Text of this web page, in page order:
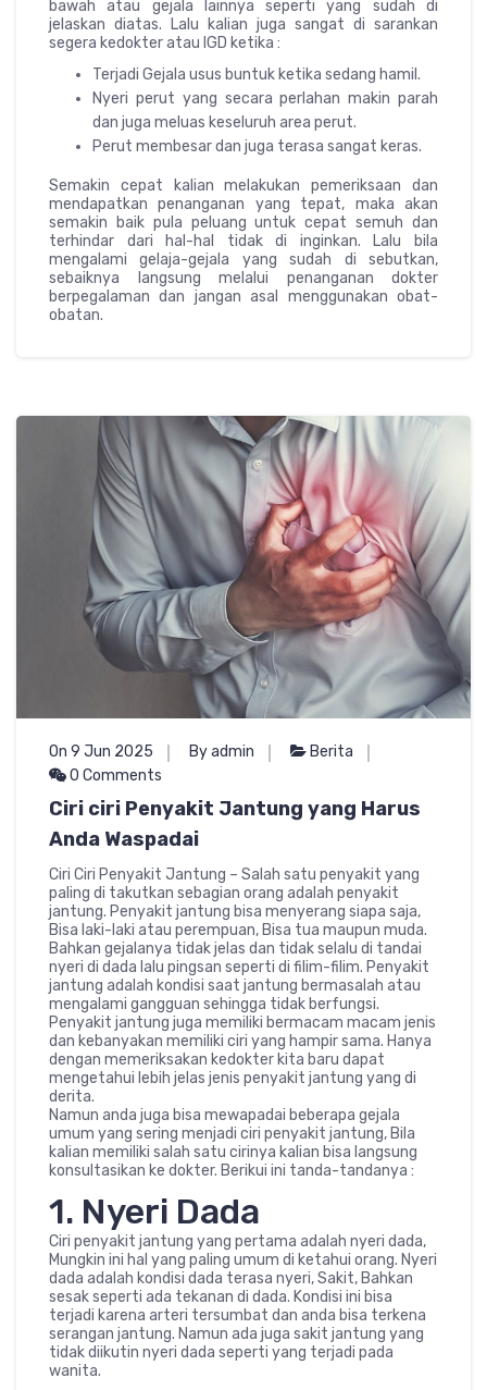
bawah atau gejala lainnya seperti yang sudah di
jelaskan diatas. Lalu kalian juga sangat di sarankan
segera kedokter atau IGD ketika :
Terjadi Gejala usus buntuk ketika sedang hamil.
Nyeri perut yang secara perlahan makin parah
dan juga meluas keseluruh area perut.
Perut membesar dan juga terasa sangat keras.
Semakin cepat kalian melakukan pemeriksaan dan
mendapatkan penanganan yang tepat, maka akan
semakin baik pula peluang untuk cepat semuh dan
terhindar dari hal-hal tidak di inginkan. Lalu bila
mengalami gelaja-gejala yang sudah di sebutkan,
sebaiknya langsung melalui penanganan dokter
berpegalaman dan jangan asal menggunakan obat-
obatan.
On 9 Jun 2025 By admin
Berita
0 Comments
Ciri ciri Penyakit Jantung yang Harus
Anda Waspadai
Ciri Ciri Penyakit Jantung – Salah satu penyakit yang
paling di takutkan sebagian orang adalah penyakit
jantung. Penyakit jantung bisa menyerang siapa saja,
Bisa laki-laki atau perempuan, Bisa tua maupun muda.
Bahkan gejalanya tidak jelas dan tidak selalu di tandai
nyeri di dada lalu pingsan seperti di filim-filim. Penyakit
jantung adalah kondisi saat jantung bermasalah atau
mengalami gangguan sehingga tidak berfungsi.
Penyakit jantung juga memiliki bermacam macam jenis
dan kebanyakan memiliki ciri yang hampir sama. Hanya
dengan memeriksakan kedokter kita baru dapat
mengetahui lebih jelas jenis penyakit jantung yang di
derita.
Namun anda juga bisa mewapadai beberapa gejala
umum yang sering menjadi ciri penyakit jantung, Bila
kalian memiliki salah satu cirinya kalian bisa langsung
konsultasikan ke dokter. Berikui ini tanda-tandanya :
1. Nyeri Dada
Ciri penyakit jantung yang pertama adalah nyeri dada,
Mungkin ini hal yang paling umum di ketahui orang. Nyeri
dada adalah kondisi dada terasa nyeri, Sakit, Bahkan
sesak seperti ada tekanan di dada. Kondisi ini bisa
terjadi karena arteri tersumbat dan anda bisa terkena
serangan jantung. Namun ada juga sakit jantung yang
tidak diikutin nyeri dada seperti yang terjadi pada
wanita.